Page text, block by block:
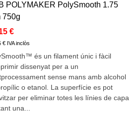
POLYMAKER PolySmooth 1.75
750g
€
€ IVA inclòs
és un filament únic i fàcil
dissenyat per a un
sense mans amb alcohol
o etanol. La superfície es pot
per eliminar totes les línies de capa
una...